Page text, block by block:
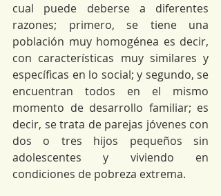
cual puede deberse a diferentes
razones; primero, se tiene una
población muy homogénea es decir,
con características muy similares y
específicas en lo social; y segundo, se
encuentran todos en el mismo
momento de desarrollo familiar; es
decir, se trata de parejas jóvenes con
dos o tres hijos pequeños sin
adolescentes y viviendo en
condiciones de pobreza extrema.